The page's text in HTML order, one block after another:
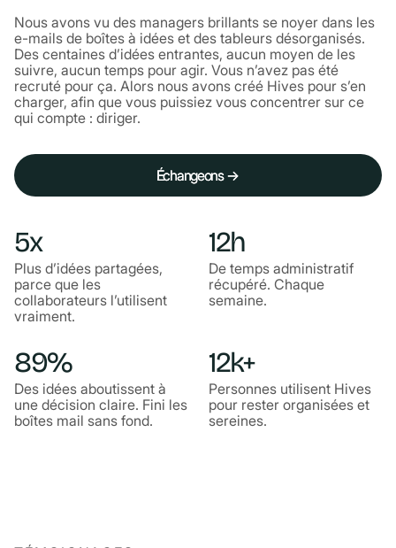
Nous avons vu des managers brillants se noyer dans les
e-mails de boîtes à idées et des tableurs désorganisés.
Des centaines d’idées entrantes, aucun moyen de les
suivre, aucun temps pour agir. Vous n’avez pas été
recruté pour ça. Alors nous avons créé Hives pour s’en
charger, afin que vous puissiez vous concentrer sur ce
qui compte : diriger.
Échangeons →
Échangeons →
5x
Plus d’idées partagées,
parce que les
collaborateurs l’utilisent
vraiment.
12h
De temps administratif
récupéré. Chaque
semaine.
89%
Des idées aboutissent à
une décision claire. Fini les
boîtes mail sans fond.
12k+
Personnes utilisent Hives
pour rester organisées et
sereines.